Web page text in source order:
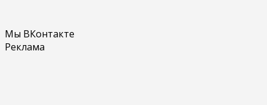
Мы ВКонтакте
Реклама